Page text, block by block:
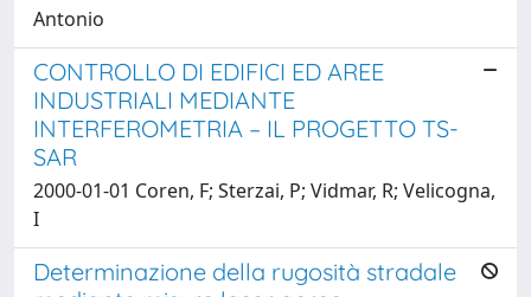
Antonio
CONTROLLO DI EDIFICI ED AREE
INDUSTRIALI MEDIANTE
INTERFEROMETRIA – IL PROGETTO TS-
SAR
2000-01-01 Coren, F; Sterzai, P; Vidmar, R; Velicogna,
I
Determinazione della rugosità stradale